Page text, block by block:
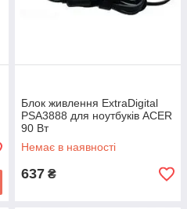
Блок живлення ExtraDigital
PSA3888 для ноутбуків ACER
90 Вт
Немає в наявності
637 ₴